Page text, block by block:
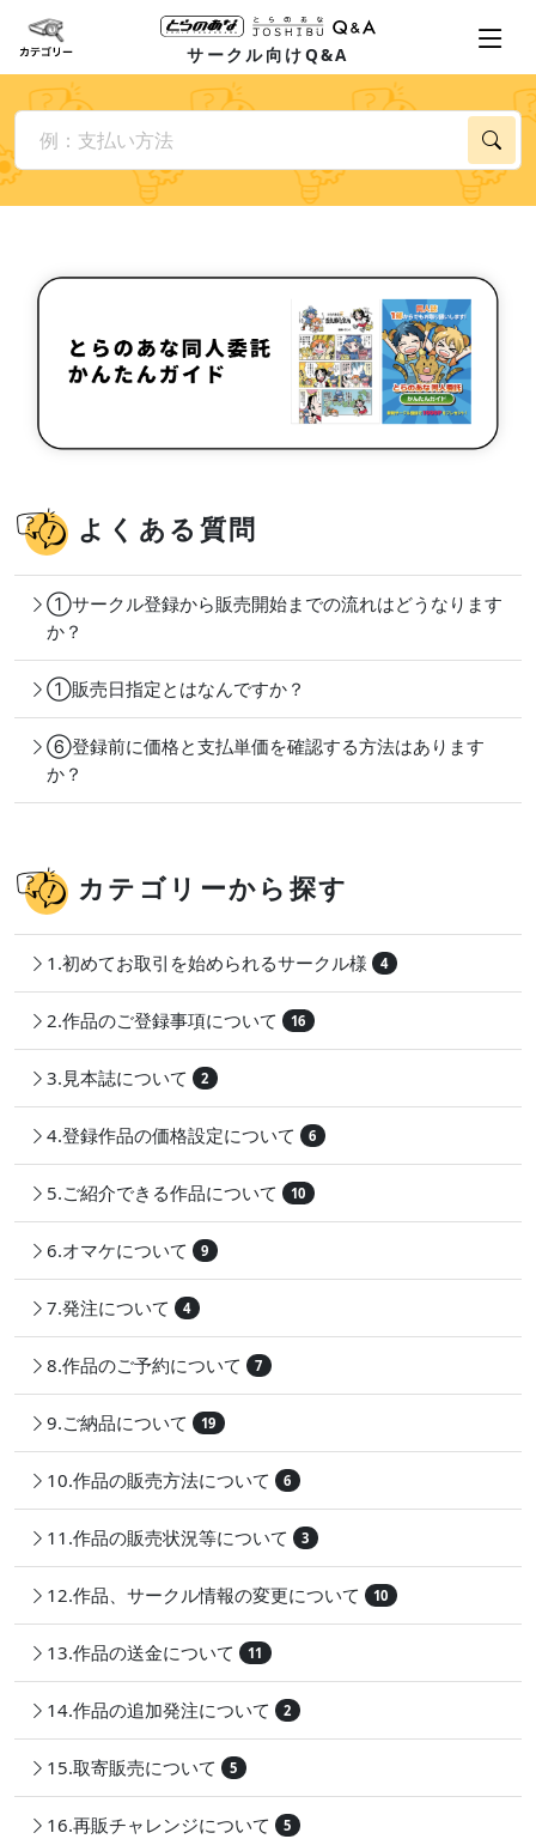
サークル向けQ&A
よくある質問
①サークル登録から販売開始までの流れはどうなります
か？
①販売日指定とはなんですか？
⑥登録前に価格と支払単価を確認する方法はあります
か？
カテゴリーから探す
1.初めてお取引を始められるサークル様 4
2.作品のご登録事項について 16
3.見本誌について 2
4.登録作品の価格設定について 6
5.ご紹介できる作品について 10
6.オマケについて 9
7.発注について 4
8.作品のご予約について 7
9.ご納品について 19
10.作品の販売方法について 6
11.作品の販売状況等について 3
12.作品、サークル情報の変更について 10
13.作品の送金について 11
14.作品の追加発注について 2
15.取寄販売について 5
16.再販チャレンジについて 5